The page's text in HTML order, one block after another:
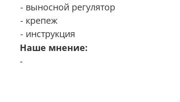
- выносной регулятор
- крепеж
- инструкция
Наше мнение:
-